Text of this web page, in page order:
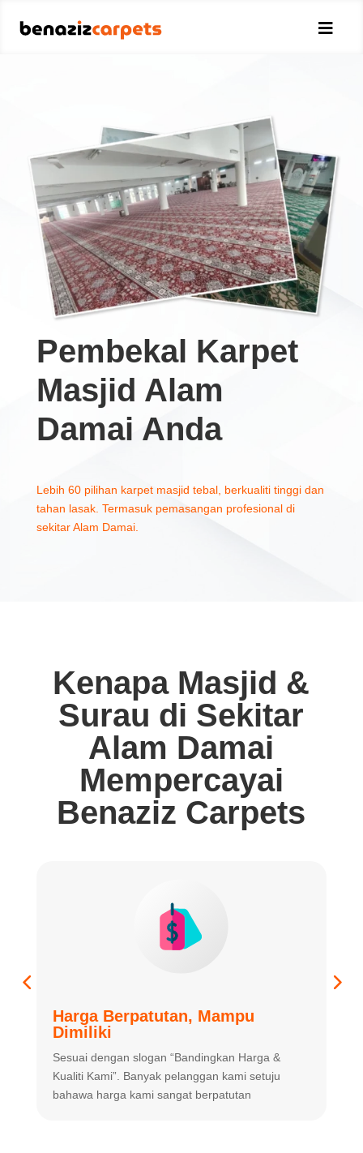

Pembekal Karpet
Masjid Alam
Damai Anda
Lebih 60 pilihan karpet masjid tebal, berkualiti tinggi dan
tahan lasak. Termasuk pemasangan profesional di
sekitar Alam Damai.
Kenapa Masjid &
Surau di Sekitar
Alam Damai
Mempercayai
Benaziz Carpets
Harga Berpatutan, Mampu
Dimiliki
Sesuai dengan slogan “Bandingkan Harga &
Kualiti Kami”. Banyak pelanggan kami setuju
bahawa harga kami sangat berpatutan